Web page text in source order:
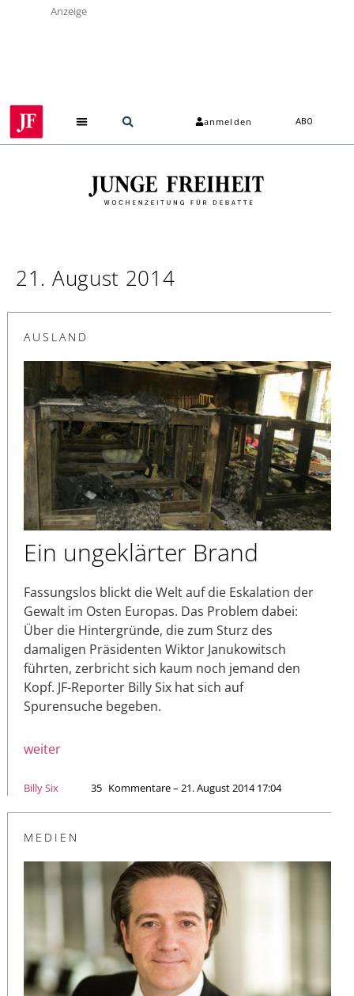
Anzeige
anmelden ABO
21. August 2014
AUSLAND
Ein ungeklärter Brand
Fassungslos blickt die Welt auf die Eskalation der
Gewalt im Osten Europas. Das Problem dabei:
Über die Hintergründe, die zum Sturz des
damaligen Präsidenten Wiktor Janukowitsch
führten, zerbricht sich kaum noch jemand den
Kopf. JF-Reporter Billy Six hat sich auf
Spurensuche begeben.
weiter
Billy Six 35 Kommentare – 21. August 2014 17:04
MEDIEN